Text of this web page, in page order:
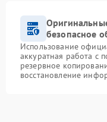
безопасное
Использование
аккуратная работа с
резервное
восстановление